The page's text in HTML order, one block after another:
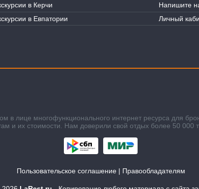
Напишите
Личный
в Керчи
в Евпатории
в лице многофункционального интернет ресурса для
и их стоимости. Нам доверили свой отдых более 50 000
Пользовательское соглашение| Правообладателям